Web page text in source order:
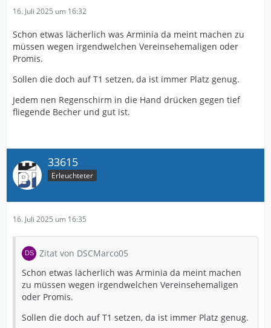
16. Juli 2025 um 16:32
Schon etwas lächerlich was Arminia da meint machen zu
müssen wegen irgendwelchen Vereinsehemaligen oder
Promis.
Sollen die doch auf T1 setzen, da ist immer Platz genug.
Jedem nen Regenschirm in die Hand drücken gegen tief
fliegende Becher und gut ist.
33615
Erleuchteter
16. Juli 2025 um 16:35
Zitat von DSCMarco05
Schon etwas lächerlich was Arminia da meint machen
zu müssen wegen irgendwelchen Vereinsehemaligen
oder Promis.
Sollen die doch auf T1 setzen, da ist immer Platz genug.